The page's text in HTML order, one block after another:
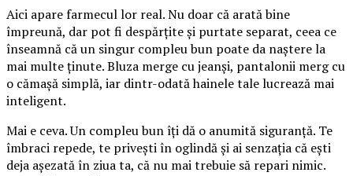
Aici apare farmecul lor real. Nu doar că arată bine
împreună, dar pot fi despărțite și purtate separat, ceea ce
înseamnă că un singur compleu bun poate da naștere la
mai multe ținute. Bluza merge cu jeanși, pantalonii merg cu
o cămașă simplă, iar dintr-odată hainele tale lucrează mai
inteligent.
Mai e ceva. Un compleu bun îți dă o anumită siguranță. Te
îmbraci repede, te privești în oglindă și ai senzația că ești
deja așezată în ziua ta, că nu mai trebuie să repari nimic.